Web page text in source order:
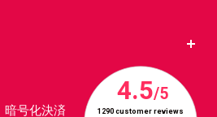
暗号化決済